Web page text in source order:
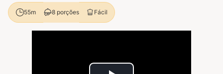
55m 8 porções Fácil